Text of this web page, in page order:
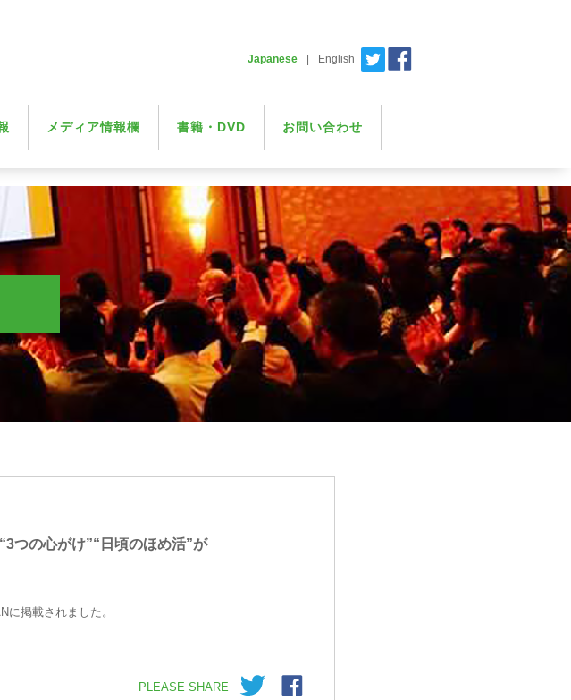
Japanese English
メディア情報欄 書籍・DVD お問い合わせ
つの心がけ”“日頃のほめ活”が
に掲載されました。
PLEASE SHARE